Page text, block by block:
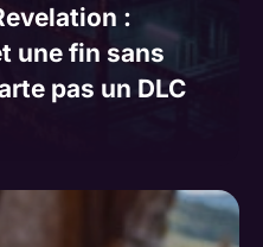
:
une fin sans
pas un DLC